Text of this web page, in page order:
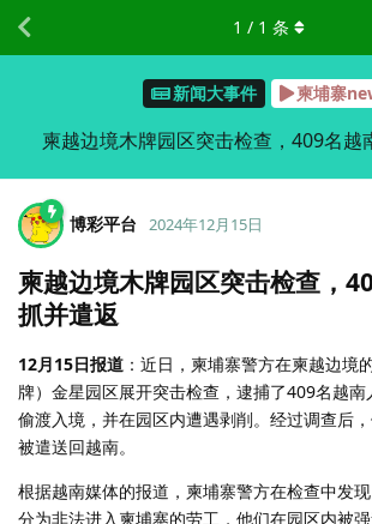
新闻大事件 柬埔寨
柬越边境木牌园区突击检查，409名越
1 / 1 条
博彩平台 2024年12月15日
柬越边境木牌园区突击检查，
抓并遣返
12月15日报道 ：近日，柬埔寨警方在柬越边境
牌）金星园区展开突击检查，逮捕了409名越
偷渡入境，并在园区内遭遇剥削。经过调查后
被遣送回越南。
根据越南媒体的报道，柬埔寨警方在检查中发
分为非法进入柬埔寨的劳工，他们在园区内被